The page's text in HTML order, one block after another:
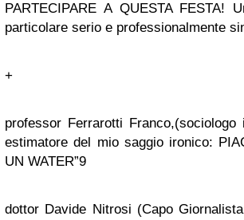
PARTECIPARE A QUESTA FESTA!
particolare serio e professionalmente
+
professor Ferrarotti Franco,(sociologo
estimatore del mio saggio ironico:
UN WATER”9
dottor Davide Nitrosi (Capo